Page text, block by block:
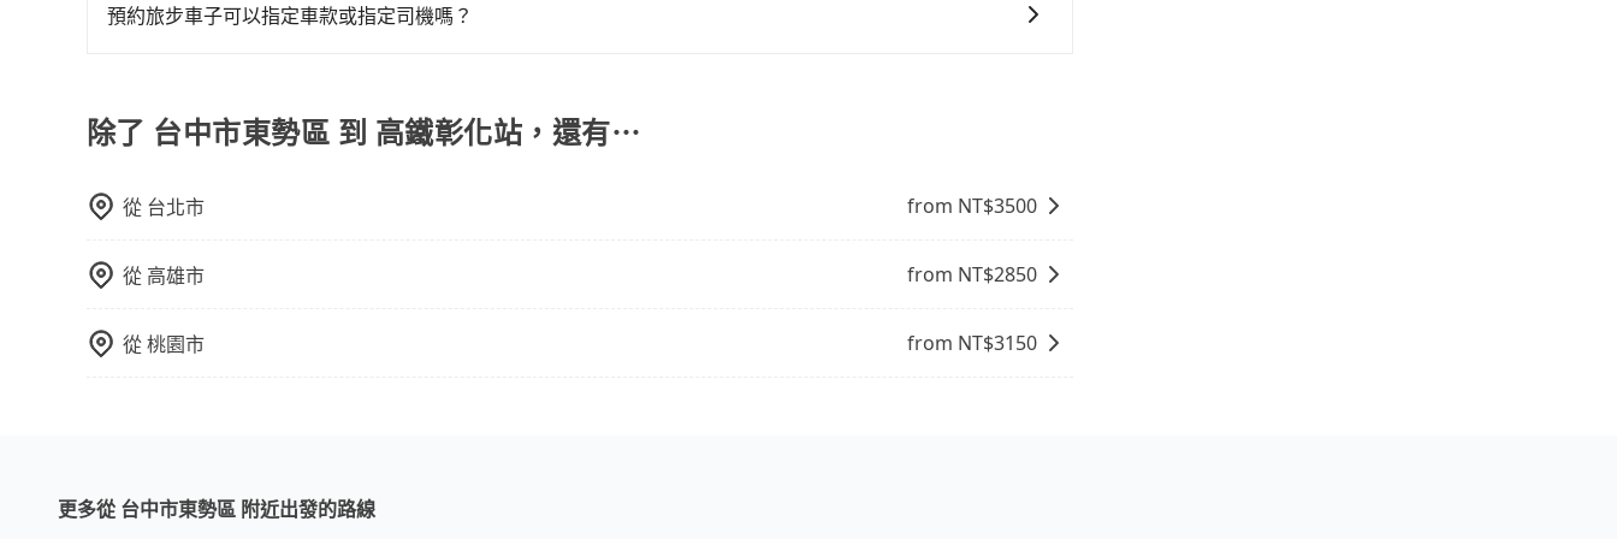
和素質、費用透明度和評價口碑等方面，以確保您在台灣旅行的安全和舒適。
預約旅步車子可以指定車款或指定司機嗎？
除了 台中市東勢區 到 高鐵彰化站，還有⋯
從 台北市 from NT$3500
從 高雄市 from NT$2850
從桃園市 from NT$3150
更多從 台中市東勢區 附近出發的路線